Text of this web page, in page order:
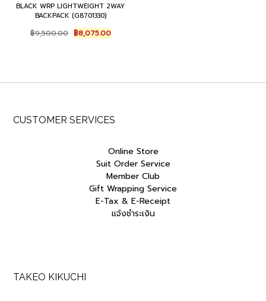
BLACK WRP LIGHTWEIGHT 2WAY
BACKPACK (G8701330)
฿9,500.00 Original
price
฿8,075.00Current
price
CUSTOMER SERVICES
Online Store
Suit Order Service
Member Club
Gift Wrapping Service
E-Tax & E-Receipt
แจ้งชำระเงิน
TAKEO KIKUCHI